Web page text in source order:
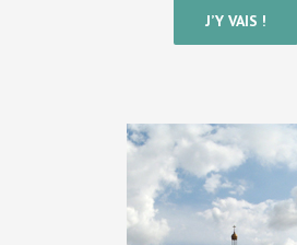
J’Y VAIS !